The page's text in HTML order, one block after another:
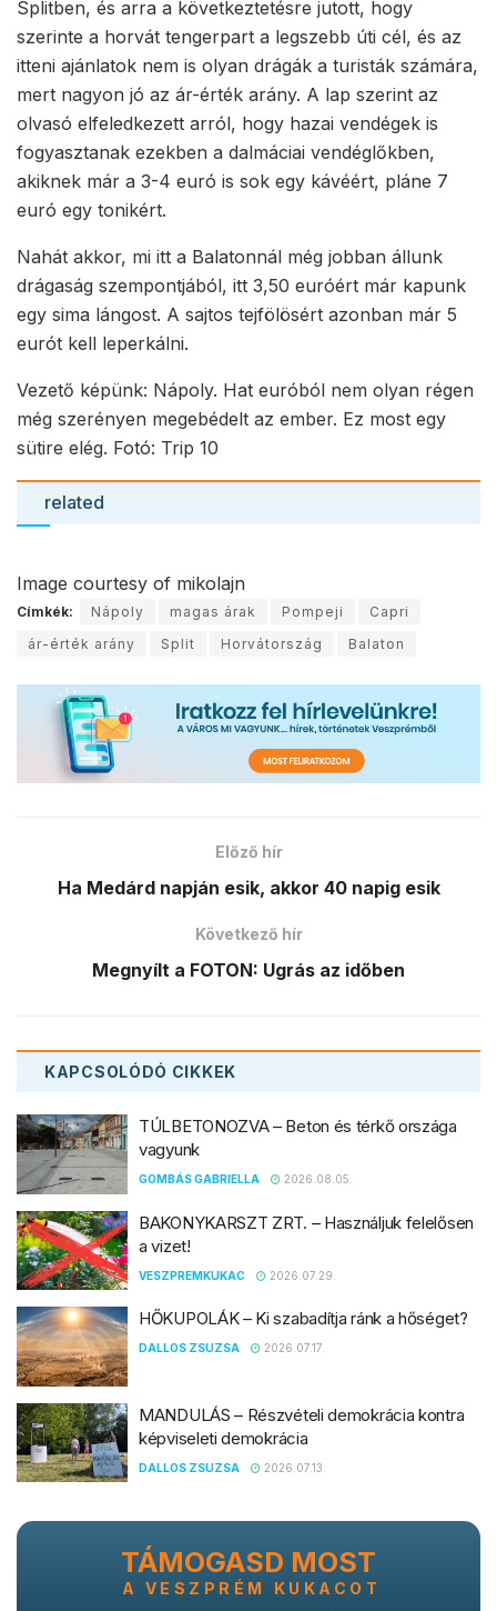
Splitben, és arra a következtetésre jutott, hogy
szerinte a horvát tengerpart a legszebb úti cél, és az
itteni ajánlatok nem is olyan drágák a turisták számára,
mert nagyon jó az ár-érték arány. A lap szerint az
olvasó elfeledkezett arról, hogy hazai vendégek is
fogyasztanak ezekben a dalmáciai vendéglőkben,
akiknek már a 3-4 euró is sok egy kávéért, pláne 7
euró egy tonikért.
Nahát akkor, mi itt a Balatonnál még jobban állunk
drágaság szempontjából, itt 3,50 euróért már kapunk
egy sima lángost. A sajtos tejfölösért azonban már 5
eurót kell leperkálni.
Vezető képünk: Nápoly. Hat euróból nem olyan régen
még szerényen megebédelt az ember. Ez most egy
sütire elég. Fotó: Trip 10
related
Image courtesy of mikolajn
Címkék: Nápoly magas árak Pompeji
Capri
ár-érték arány
Split Horvátország Balaton
Előző hír
Ha Medárd napján esik, akkor 40 napig esik
Következő hír
Megnyílt a FOTON: Ugrás az időben
KAPCSOLÓDÓ CIKKEK
TÚLBETONOZVA – Beton és térkő országa
vagyunk
GOMBÁS GABRIELLA 2026.08.05.
BAKONYKARSZT ZRT. – Használjuk felelősen
a vizet!
VESZPREMKUKAC 2026.07.29.
HŐKUPOLÁK – Ki szabadítja ránk a hőséget?
DALLOS ZSUZSA 2026.07.17.
MANDULÁS – Részvételi demokrácia kontra
képviseleti demokrácia
DALLOS ZSUZSA 2026.07.13.
TÁMOGASD MOST
A VESZPRÉM KUKACOT